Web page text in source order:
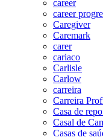
career
career
Caregiver
Caremark
carer
cariaco
Carlisle
Carlow
carreira
Carreira
Casa de
Casal de
Casas de